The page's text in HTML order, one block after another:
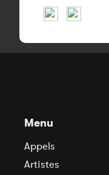
Menu
Appels
Artistes